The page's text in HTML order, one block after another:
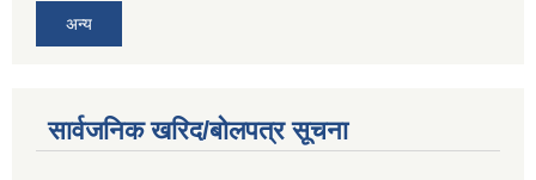
अन्य
सार्वजनिक खरिद/बोलपत्र सूचना